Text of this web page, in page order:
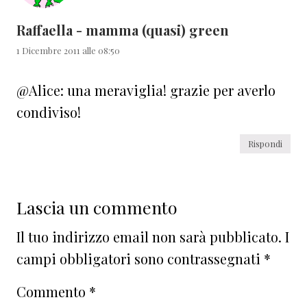
Raffaella - mamma (quasi) green
1 Dicembre 2011 alle 08:50
@Alice: una meraviglia! grazie per averlo
condiviso!
Rispondi
Lascia un commento
Il tuo indirizzo email non sarà pubblicato. I
campi obbligatori sono contrassegnati *
Commento *